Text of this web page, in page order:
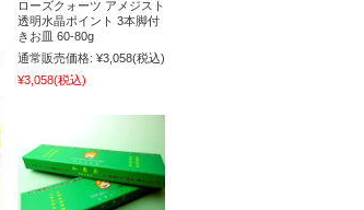
ローズクォーツ アメジスト
透明水晶ポイント 3本脚付
きお皿 60-80g
通常販売価格: ¥3,058(税込)
¥3,058(税込)